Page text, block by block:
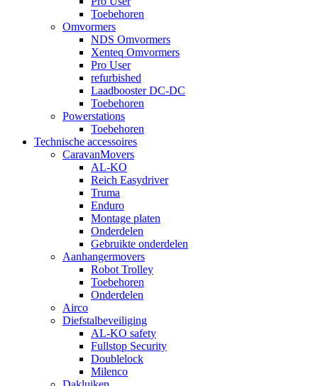
Toebehoren
Omvormers
NDS Omvormers
Xenteq Omvormers
Pro User
refurbished
Laadbooster DC-DC
Toebehoren
Powerstations
Toebehoren
Technische accessoires
CaravanMovers
AL-KO
Reich Easydriver
Truma
Enduro
Montage platen
Onderdelen
Gebruikte onderdelen
Aanhangermovers
Robot Trolley
Toebehoren
Onderdelen
Airco
Diefstalbeveiliging
AL-KO safety
Fullstop Security
Doublelock
Milenco